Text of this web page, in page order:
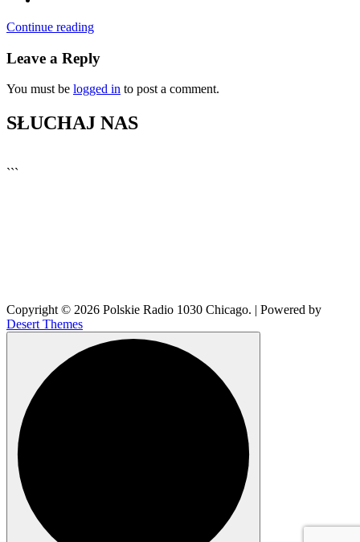
Continue reading
Leave a Reply
You must be logged in to post a comment.
SŁUCHAJ NAS
```
Copyright © 2026 Polskie Radio 1030 Chicago. | Powered by
Desert Themes